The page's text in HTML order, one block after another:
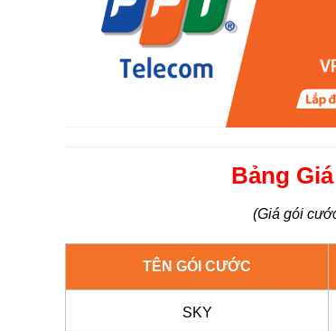
Bảng
(Giá gói
TÊN GÓI CƯỚC
SKY